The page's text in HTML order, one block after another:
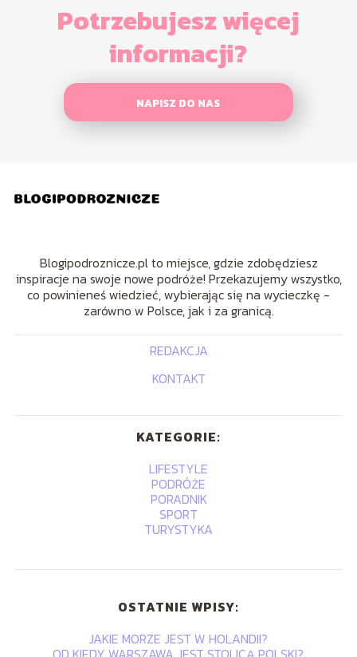
Potrzebujesz więcej
informacji?
NAPISZ DO NAS
Blogipodroznicze.pl to miejsce, gdzie zdobędziesz
inspiracje na swoje nowe podróże! Przekazujemy wszystko,
co powinieneś wiedzieć, wybierając się na wycieczkę -
zarówno w Polsce, jak i za granicą.
REDAKCJA
KONTAKT
KATEGORIE:
LIFESTYLE
PODRÓŻE
PORADNIK
SPORT
TURYSTYKA
OSTATNIE WPISY:
JAKIE MORZE JEST W HOLANDII?